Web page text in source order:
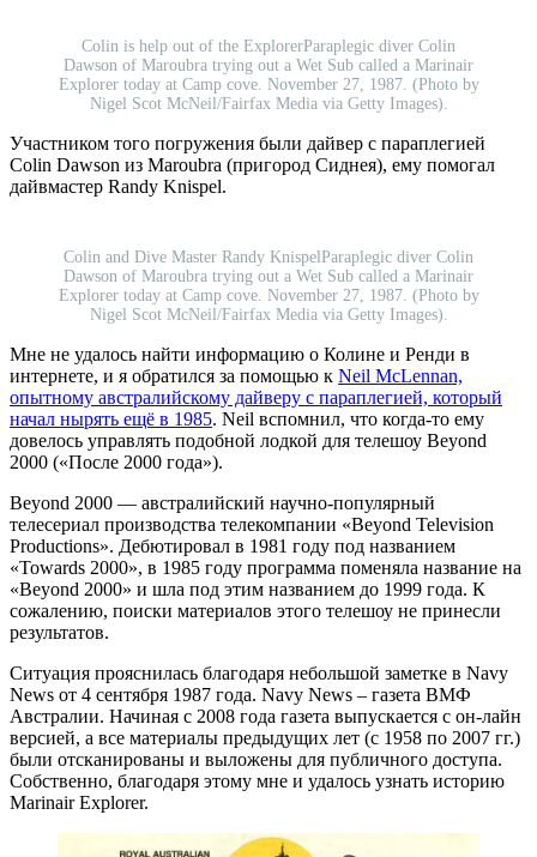
Colin is help out of the ExplorerParaplegic diver Colin
Dawson of Maroubra trying out a Wet Sub called a Marinair
Explorer today at Camp cove. November 27, 1987. (Photo by
Nigel Scot McNeil/Fairfax Media via Getty Images).
Участником того погружения были дайвер с параплегией
Colin Dawson из Maroubra (пригород Сиднея), ему помогал
дайвмастер Randy Knispel.
Colin and Dive Master Randy KnispelParaplegic diver Colin
Dawson of Maroubra trying out a Wet Sub called a Marinair
Explorer today at Camp cove. November 27, 1987. (Photo by
Nigel Scot McNeil/Fairfax Media via Getty Images).
Мне не удалось найти информацию о Колине и Ренди в
интернете, и я обратился за помощью к Neil McLennan,
опытному австралийскому дайверу с параплегией, который
начал нырять ещё в 1985. Neil вспомнил, что когда-то ему
довелось управлять подобной лодкой для телешоу Beyond
2000 («После 2000 года»).
Beyond 2000 — австралийский научно-популярный
телесериал производства телекомпании «Beyond Television
Productions». Дебютировал в 1981 году под названием
«Towards 2000», в 1985 году программа поменяла название на
«Beyond 2000» и шла под этим названием до 1999 года. К
сожалению, поиски материалов этого телешоу не принесли
результатов.
Ситуация прояснилась благодаря небольшой заметке в Navy
News от 4 сентября 1987 года. Navy News – газета ВМФ
Австралии. Начиная с 2008 года газета выпускается с он-лайн
версией, а все материалы предыдущих лет (с 1958 по 2007 гг.)
были отсканированы и выложены для публичного доступа.
Собственно, благодаря этому мне и удалось узнать историю
Marinair Explorer.